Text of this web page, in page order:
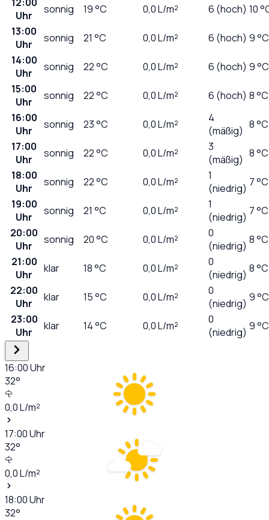
Uhr
sonnig 19°C 0,0L/m² 6 (hoch) 10
13:00
Uhr
sonnig 21 °C 0,0L/m² 6 (hoch) 9 °C
14:00
Uhr
sonnig 22°C 0,0L/m² 6 (hoch) 9 °C
15:00
Uhr
sonnig 22°C 0,0L/m² 6 (hoch) 8 °C
16:00
Uhr
sonnig 23°C 0,0L/m²
4
(mäßig) 8 °C
17:00
Uhr
sonnig 22°C 0,0L/m²
3
(mäßig) 8 °C
18:00
Uhr
sonnig 22°C 0,0L/m²
1
(niedrig) 7 °C
19:00
Uhr
sonnig 21 °C 0,0L/m²
1
(niedrig) 7 °C
20:00
Uhr
sonnig 20°C 0,0L/m²
0
(niedrig) 8 °C
21:00
Uhr
klar 18°C 0,0L/m²
0
(niedrig) 8 °C
22:00
Uhr
klar 15°C 0,0L/m²
0
(niedrig) 9 °C
23:00
Uhr
klar 14°C 0,0L/m²
0
(niedrig) 9 °C
16:00Uhr
32°
0,0L/m²
17:00Uhr
32°
0,0L/m²
18:00Uhr
32°